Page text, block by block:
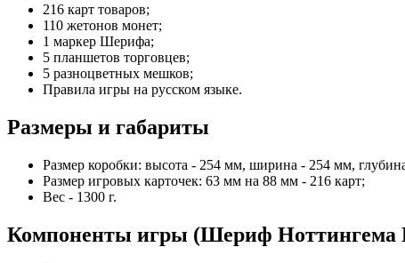
216 карт товаров;
110 жетонов монет;
1 маркер Шерифа;
5 планшетов торговцев;
5 разноцветных мешков;
Правила игры на русском языке.
Размеры и габариты
Размер коробки: высота - 254 мм, ширина - 254 мм,
Размер игровых карточек: 63 мм на 88 мм - 216 карт;
Вес - 1300 г.
Компоненты игры (Шериф Ноттингема